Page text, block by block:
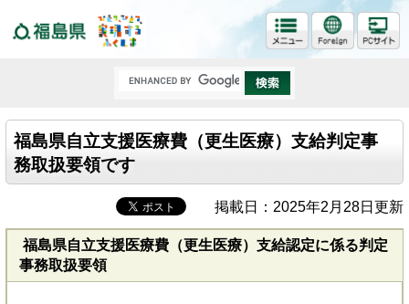
福島県自立支援医療費（更生医療）支給判定事
務取扱要領です
掲載日：2025年2月28日更新
福島県自立支援医療費（更生医療）支給認定に係る判定
事務取扱要領